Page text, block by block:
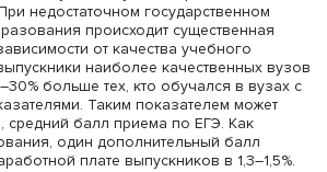
источник: запись семинара
труда